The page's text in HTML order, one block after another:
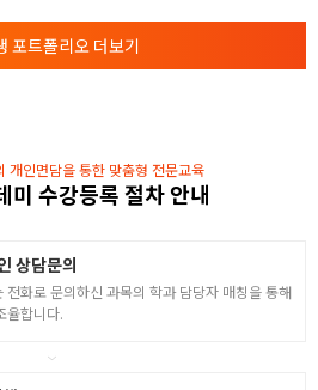
차 시사회
차 시사회
크리에이터 ) SWOT
안 ( 콘티 ) 점검
프리미어 편집 실전 1
포트폴리오 더보기
개인면담을 통한 맞춤형 전문교육
미 수강등록 절차 안내
상담문의
전화로 문의하신 과목의 학과 담당자 매칭을 통해
율합니다.